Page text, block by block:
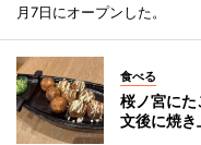
月7日にオープンした。
食べる
桜ノ宮に
文後に焼き